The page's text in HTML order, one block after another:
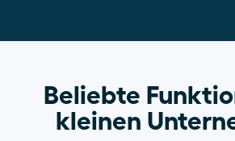
Beliebte
kleinen